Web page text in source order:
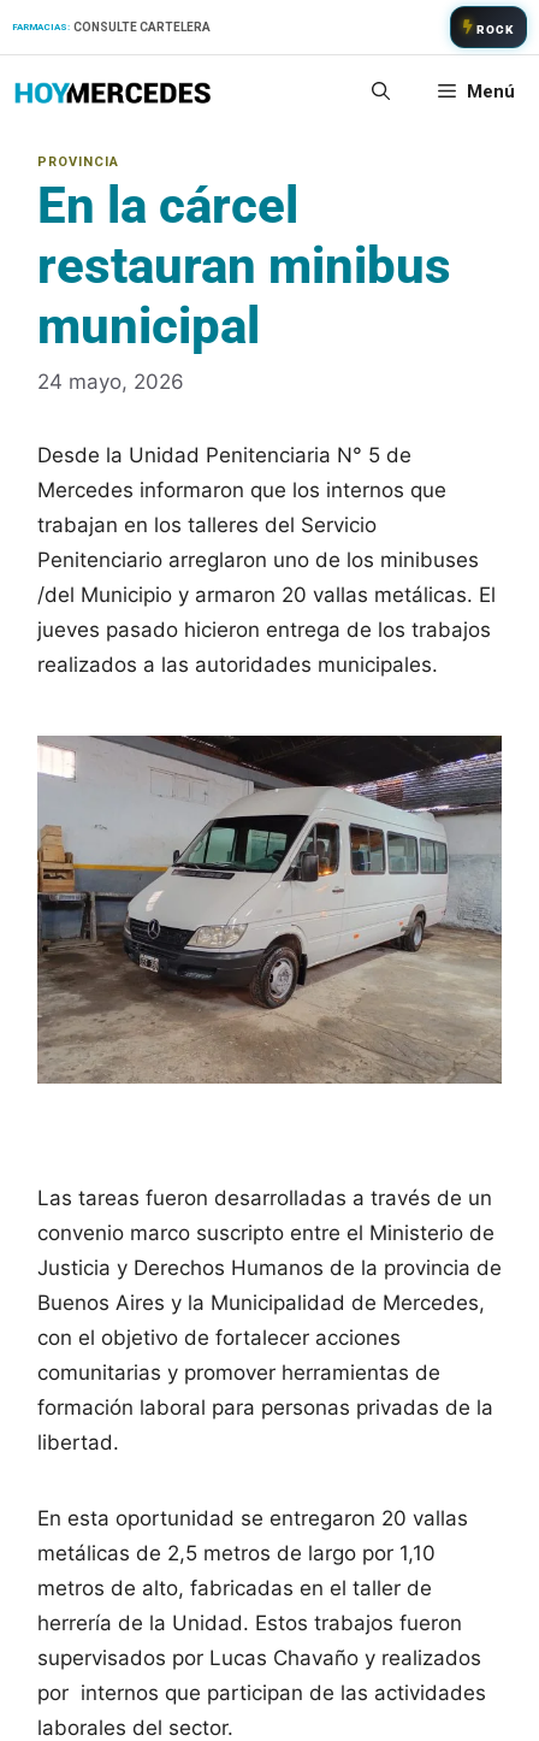
FARMACIAS: CONSULTE CARTELERA ROCK
Menú
En la cárcel
restauran minibus
municipal
24 mayo, 2026
Desde la Unidad Penitenciaria N° 5 de
Mercedes informaron que los internos que
trabajan en los talleres del Servicio
Penitenciario arreglaron uno de los minibuses
/del Municipio y armaron 20 vallas metálicas. El
jueves pasado hicieron entrega de los trabajos
realizados a las autoridades municipales.
Las tareas fueron desarrolladas a través de un
convenio marco suscripto entre el Ministerio de
Justicia y Derechos Humanos de la provincia de
Buenos Aires y la Municipalidad de Mercedes,
con el objetivo de fortalecer acciones
comunitarias y promover herramientas de
formación laboral para personas privadas de la
libertad.
En esta oportunidad se entregaron 20 vallas
metálicas de 2,5 metros de largo por 1,10
metros de alto, fabricadas en el taller de
herrería de la Unidad. Estos trabajos fueron
supervisados por Lucas Chavaño y realizados
por internos que participan de las actividades
laborales del sector.